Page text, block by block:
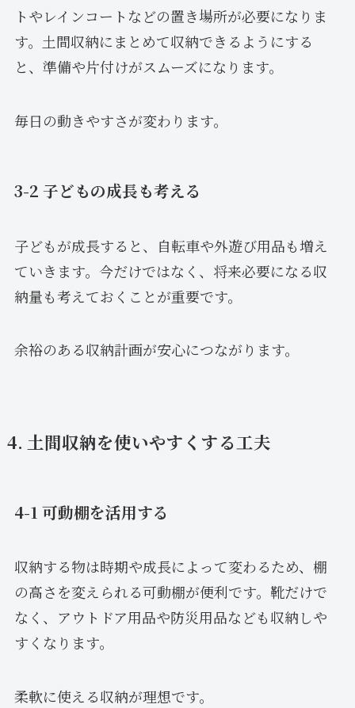
トやレインコートなどの置き場所が必要になりま
す。土間収納にまとめて収納できるようにする
と、準備や片付けがスムーズになります。
毎日の動きやすさが変わります。
3-2 子どもの成長も考える
子どもが成長すると、自転車や外遊び用品も増え
ていきます。今だけではなく、将来必要になる収
納量も考えておくことが重要です。
余裕のある収納計画が安心につながります。
4. 土間収納を使いやすくする工夫
4-1 可動棚を活用する
収納する物は時期や成長によって変わるため、棚
の高さを変えられる可動棚が便利です。靴だけで
なく、アウトドア用品や防災用品なども収納しや
すくなります。
柔軟に使える収納が理想です。